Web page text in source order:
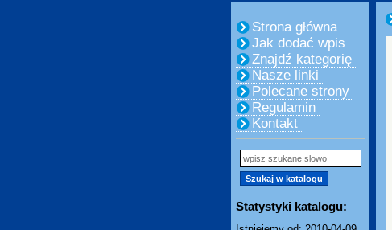
Strona główna
Jak dodać wpis
Znajdź kategorię
Nasze linki
Polecane strony
Regulamin
Kontakt
Statystyki katalogu: